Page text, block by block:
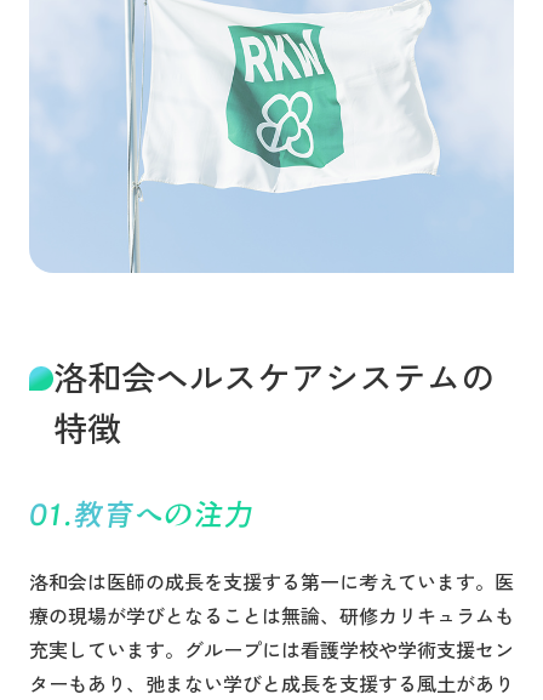
洛和会ヘルスケアシステムの
特徴
教育への注力
洛和会は医師の成長を支援する第一に考えています。医
療の現場が学びとなることは無論、研修カリキュラムも
充実しています。グループには看護学校や学術支援セン
ターもあり、弛まない学びと成長を支援する風土があり